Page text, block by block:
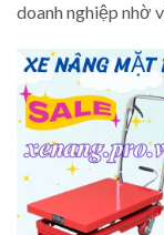
doanh nghiệp nhờ